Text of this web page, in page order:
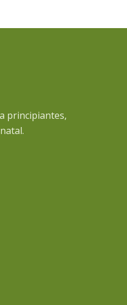
principiantes,